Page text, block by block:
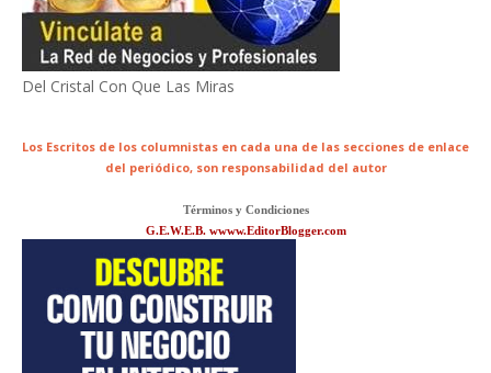
Del Cristal Con Que Las Miras
Los Escritos de los columnistas en cada una de las secciones de enlace
del periódico, son responsabilidad del autor
Términos y Condiciones
G.E.W.E.B. wwww.EditorBlogger.com